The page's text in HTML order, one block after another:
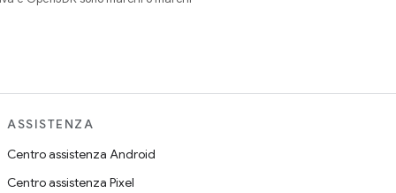
ASSISTENZA
Centro assistenza Android
Centro assistenza Pixel